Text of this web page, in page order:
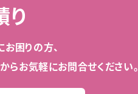
り
困りの方、
らお気軽にお問合せください。